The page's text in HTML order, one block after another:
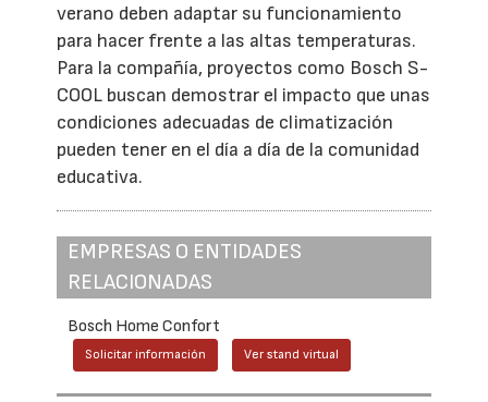
verano deben adaptar su funcionamiento
para hacer frente a las altas temperaturas.
Para la compañía, proyectos como Bosch S-
COOL buscan demostrar el impacto que unas
condiciones adecuadas de climatización
pueden tener en el día a día de la comunidad
educativa.
EMPRESAS O ENTIDADES
RELACIONADAS
Bosch Home Confort
Solicitar información Ver stand virtual